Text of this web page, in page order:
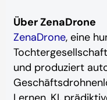
Über ZenaDrone
ZenaDrone, eine
und produziert